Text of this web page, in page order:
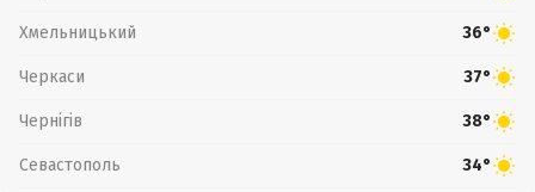
Хмельницький 36°
Черкаси 37°
Чернігів 38°
Севастополь 34°